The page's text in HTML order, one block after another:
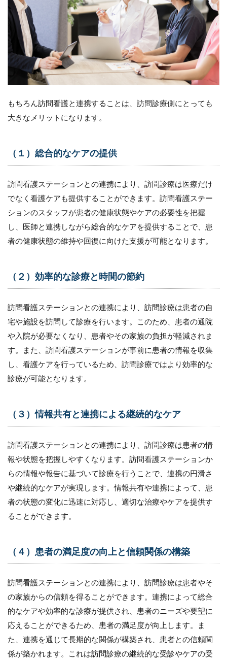
もちろん訪問看護と連携することは、訪問診療側にとっても
大きなメリットになります。
（１）総合的なケアの提供
訪問看護ステーションとの連携により、訪問診療は医療だけ
でなく看護ケアも提供することができます。訪問看護ステー
ションのスタッフが患者の健康状態やケアの必要性を把握
し、医師と連携しながら総合的なケアを提供することで、患
者の健康状態の維持や回復に向けた支援が可能となります。
（２）効率的な診療と時間の節約
訪問看護ステーションとの連携により、訪問診療は患者の自
宅や施設を訪問して診療を行います。このため、患者の通院
や入院が必要なくなり、患者やその家族の負担が軽減されま
す。また、訪問看護ステーションが事前に患者の情報を収集
し、看護ケアを行っているため、訪問診療ではより効率的な
診療が可能となります。
（３）情報共有と連携による継続的なケア
訪問看護ステーションとの連携により、訪問診療は患者の情
報や状態を把握しやすくなります。訪問看護ステーションか
らの情報や報告に基づいて診療を行うことで、連携の円滑さ
や継続的なケアが実現します。情報共有や連携によって、患
者の状態の変化に迅速に対応し、適切な治療やケアを提供す
ることができます。
（４）患者の満足度の向上と信頼関係の構築
訪問看護ステーションとの連携により、訪問診療は患者やそ
の家族からの信頼を得ることができます。連携によって総合
的なケアや効率的な診療が提供され、患者のニーズや要望に
応えることができるため、患者の満足度が向上します。ま
た、連携を通じて長期的な関係が構築され、患者との信頼関
係が築かれます。これは訪問診療の継続的な受診やケアの受